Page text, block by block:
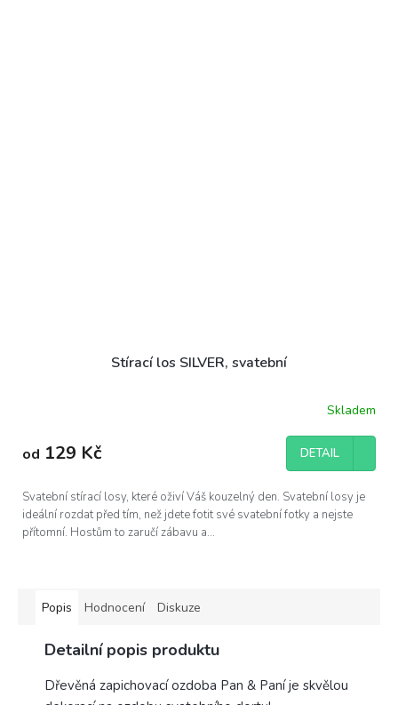
Stírací los SILVER, svatební
Skladem
od 129 Kč DETAIL
Svatební stírací losy, které oživí Váš kouzelný den. Svatební losy je
ideální rozdat před tím, než jdete fotit své svatební fotky a nejste
přítomní. Hostům to zaručí zábavu a...
Popis Hodnocení Diskuze
Detailní popis produktu
Dřevěná zapichovací ozdoba Pan & Paní je skvělou